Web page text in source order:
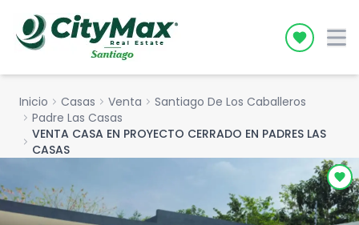
Icon
Inicio chevron_right Casas chevron_right Venta chevron_right Santiago De Los Caballeros
chevron_right Padre Las Casas
chevron_right VENTA CASA EN PROYECTO CERRADO EN PADRES LAS
CASAS